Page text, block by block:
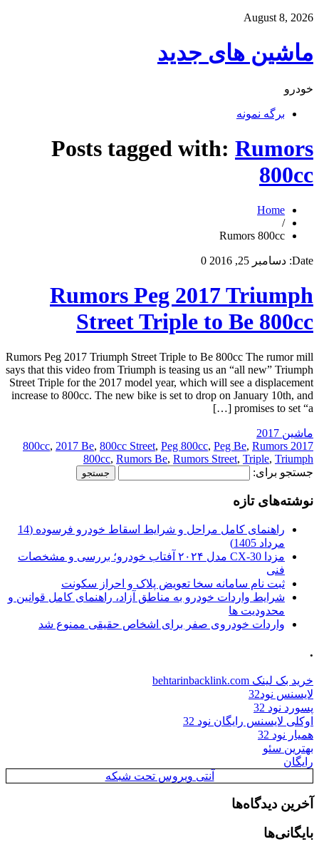
August 8, 2026
ماشین های جدید
خودرو
برگه نمونه
Posts tagged with: Rumors
800cc
Home
/
Rumors 800cc
Date: دسامبر 25, 2016 0
Rumors Peg 2017 Triumph
Street Triple to Be 800cc
Rumors Peg 2017 Triumph Street Triple to Be 800cc The rumor mill
says that this video from Triumph is teasing us an “all new” Triumph
Street Triple for the 2017 model year, which will see a displacement
increase to 800cc. The new bike is set to drop on January 10th, and
promises to set “a […]
ماشین 2017
2017 800cc
, 2017 Be, 800cc Street, Peg 800cc, Peg Be, Rumors
800cc, Rumors Be, Rumors Street, Triple, Triumph
جستجو برای:
نوشته‌های تازه
راهنمای کامل مراحل و شرایط اسقاط خودرو فرسوده (14
مرداد 1405)
مزدا CX-30 مدل ۲۰۲۴ آفتاب خودرو؛ بررسی و مشخصات
فنی
ثبت نام سامانه سخا تعویض پلاک و احراز سکونت
شرایط واردات خودرو به مناطق آزاد، راهنمای کامل قوانین و
محدودیت ها
واردات خودروی صفر برای اشخاص حقیقی ممنوع شد
.
خرید بک لینک behtarinbacklink.com
لایسنس نود32
پسورد نود 32
اوکلی لایسنس رایگان نود 32
همیار نود 32
بهترین سئو
رایگان
آنتی ویروس تحت شبکه
آخرین دیدگاه‌ها
بایگانی‌ها